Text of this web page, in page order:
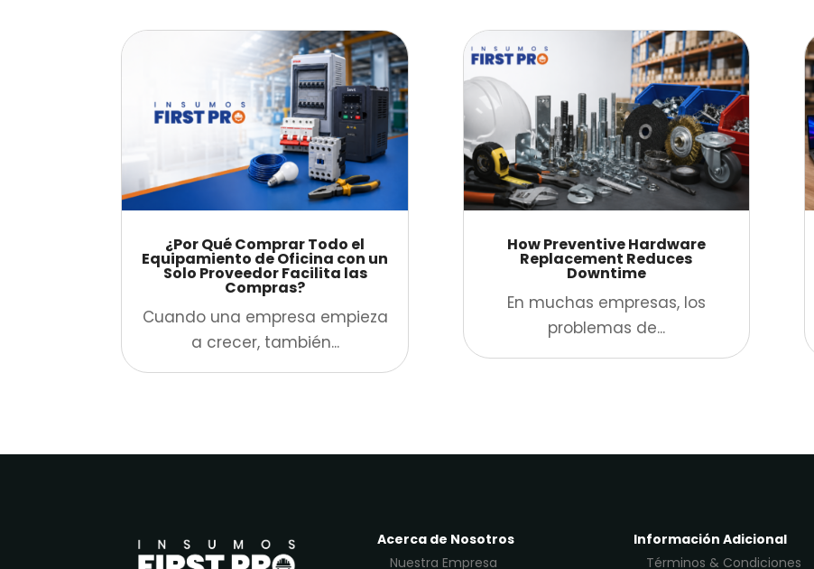
¿Por Qué Comprar Todo el
Equipamiento de Oficina con un
Solo Proveedor Facilita las
Compras?
Cuando una empresa empieza
a crecer, también...
How Preventive Hardware
Replacement Reduces
Downtime
En muchas empresas, los
problemas de...
Acerca de Nosotros
Nuestra Empresa
Información Adicional
Términos & Condiciones